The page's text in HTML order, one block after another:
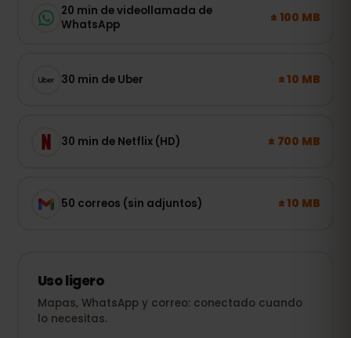
20 min de videollamada de
WhatsApp
± 100 MB
30 min de Uber ± 10 MB
30 min de Netflix (HD) ± 700 MB
50 correos (sin adjuntos) ± 10 MB
Uso ligero
Mapas, WhatsApp y correo: conectado cuando
lo necesitas.